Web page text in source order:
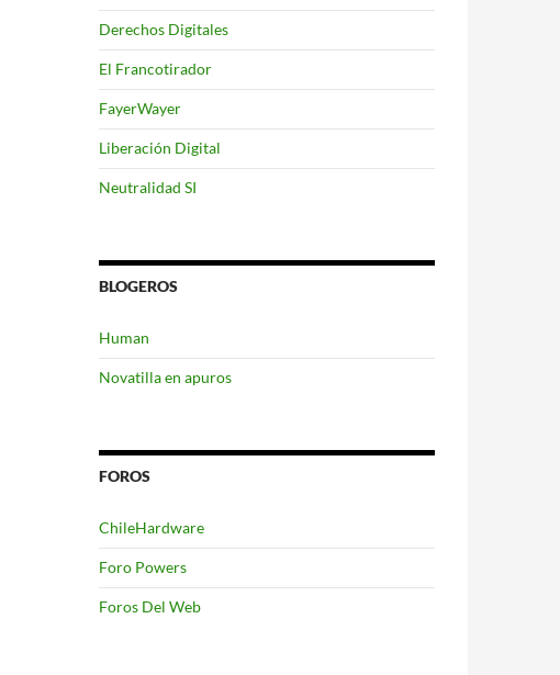
de NTFS a HFS+
Derechos Digitales
El Francotirador
FayerWayer
Liberación Digital
Neutralidad SI
BLOGEROS
Human
Novatilla en apuros
FOROS
ChileHardware
Foro Powers
Foros Del Web